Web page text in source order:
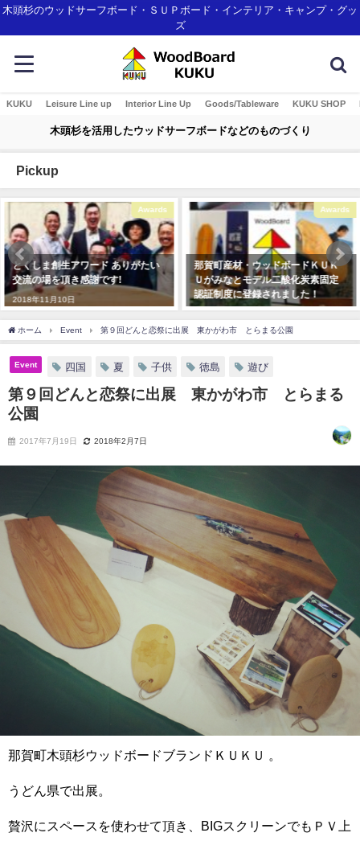
木頭杉のウッドサーフボード・ＳＵＰボード・インテリア・キャンプ・グッ
ズ
KUKU Leisure Line up Interior Line Up Goods/Tableware KUKU SHOP
木頭杉を活用したウッドサーフボードなどのものづくり
Pickup
Awards
とくしま創生アワード ありがたい
交流の場を頂き感謝です!
2018年11月10日
Awards
那賀町産材・ウッドボードＫＵＫ
Ｕがみなとモデル二酸化炭素固定
認証制度に登録されました！
ホーム Event 第９回どんと恋祭に出展 東かがわ市 とらまる公園
Event 四国 夏 子供 徳島 遊び
第９回どんと恋祭に出展 東かがわ市 とらまる
公園
2017年7月19日 2018年2月7日
那賀町木頭杉ウッドボードブランドＫＵＫＵ 。
うどん県で出展。
贅沢にスペースを使わせて頂き、BIGスクリーンでもＰＶ上